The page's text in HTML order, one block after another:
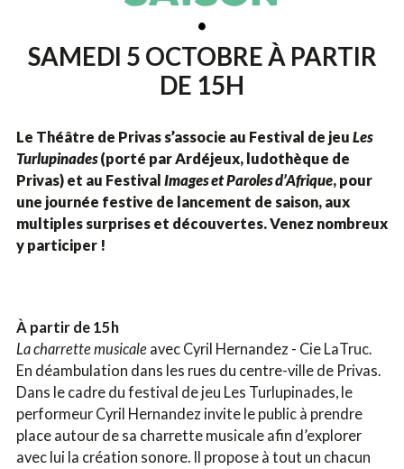
SAMEDI 5 OCTOBRE À PARTIR
DE 15H
Le Théâtre de Privas s’associe au Festival de jeu Les
Turlupinades(porté par Ardéjeux, ludothèque de
Privas) et au Festival Images et Paroles d’Afrique, pour
une journée festive de lancement de saison, aux
multiples surprises et découvertes. Venez nombreux
y participer !
À partir de 15h
La charrette musicale avec Cyril Hernandez - Cie LaTruc.
En déambulation dans les rues du centre-ville de Privas.
Dans le cadre du festival de jeu Les Turlupinades, le
performeur Cyril Hernandez invite le public à prendre
place autour de sa charrette musicale afin d’explorer
avec lui la création sonore. Il propose à tout un chacun